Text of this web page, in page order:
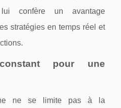
confère un avantage
stratégies en temps réel et
pour une
ne se limite pas à la